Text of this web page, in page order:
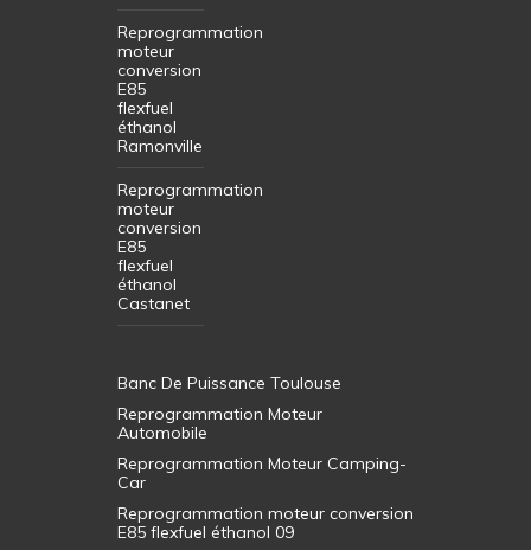
Reprogrammation
moteur
conversion
E85
flexfuel
éthanol
Ramonville
Reprogrammation
moteur
conversion
E85
flexfuel
éthanol
Castanet
Banc De Puissance Toulouse
Reprogrammation Moteur
Automobile
Reprogrammation Moteur Camping-
Car
Reprogrammation moteur conversion
E85 flexfuel éthanol 09